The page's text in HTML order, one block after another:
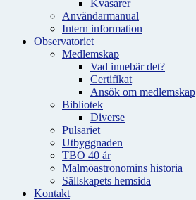
Kvasarer
Användarmanual
Intern information
Observatoriet
Medlemskap
Vad innebär det?
Certifikat
Ansök om medlemskap
Bibliotek
Diverse
Pulsariet
Utbyggnaden
TBO 40 år
Malmöastronomins historia
Sällskapets hemsida
Kontakt